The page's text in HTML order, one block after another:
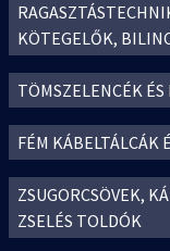
KÖTEGELŐK,
TÖMSZELENCÉK
FÉM KÁBELTÁLCÁK
ZSUGORCSÖVEK,
ZSELÉS TOLDÓK